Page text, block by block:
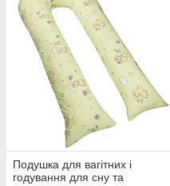
Подушка для вагітних і
годування для сну та